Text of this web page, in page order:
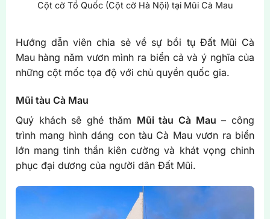
Cột cờ Tổ Quốc (Cột cờ Hà Nội) tại Mũi Cà Mau
Hướng dẫn viên chia sẻ về sự bồi tụ Đất Mũi Cà
Mau hàng năm vươn mình ra biển cả và ý nghĩa của
những cột mốc tọa độ với chủ quyền quốc gia.
Mũi tàu Cà Mau
Quý khách sẽ ghé thăm Mũi tàu Cà Mau – công
trình mang hình dáng con tàu Cà Mau vươn ra biển
lớn mang tinh thần kiên cường và khát vọng chinh
phục đại dương của người dân Đất Mũi.